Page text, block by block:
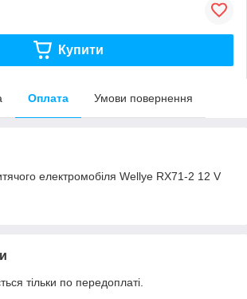
Купити
Оплата Умови повернення
електромобіля Wellye RX71-2 12 V
тільки по передоплаті.